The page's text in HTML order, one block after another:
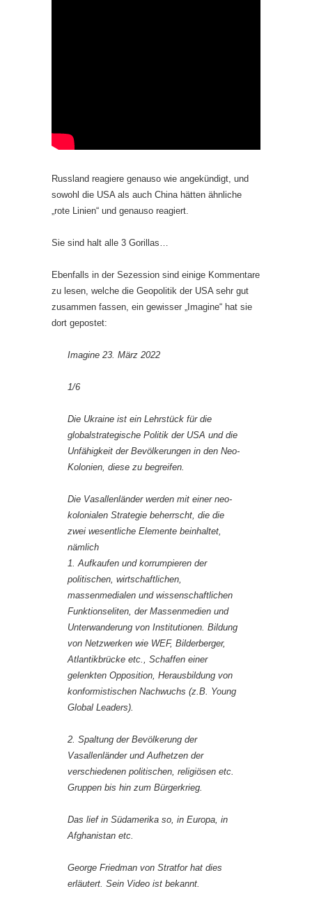
Russland reagiere genauso wie angekündigt, und
sowohl die USA als auch China hätten ähnliche
„rote Linien“ und genauso reagiert.
Sie sind halt alle 3 Gorillas…
Ebenfalls in der Sezession sind einige Kommentare
zu lesen, welche die Geopolitik der USA sehr gut
zusammen fassen, ein gewisser „Imagine“ hat sie
dort gepostet:
Imagine 23. März 2022
1/6
Die Ukraine ist ein Lehrstück für die
globalstrategische Politik der USA und die
Unfähigkeit der Bevölkerungen in den Neo-
Kolonien, diese zu begreifen.
Die Vasallenländer werden mit einer neo-
kolonialen Strategie beherrscht, die die
zwei wesentliche Elemente beinhaltet,
nämlich
1. Aufkaufen und korrumpieren der
politischen, wirtschaftlichen,
massenmedialen und wissenschaftlichen
Funktionseliten, der Massenmedien und
Unterwanderung von Institutionen. Bildung
von Netzwerken wie WEF, Bilderberger,
Atlantikbrücke etc., Schaffen einer
gelenkten Opposition, Herausbildung von
konformistischen Nachwuchs (z.B. Young
Global Leaders).
2. Spaltung der Bevölkerung der
Vasallenländer und Aufhetzen der
verschiedenen politischen, religiösen etc.
Gruppen bis hin zum Bürgerkrieg.
Das lief in Südamerika so, in Europa, in
Afghanistan etc.
George Friedman von Stratfor hat dies
erläutert. Sein Video ist bekannt.